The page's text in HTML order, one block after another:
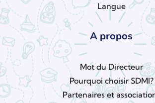
Langue
A propos
Mot du Directeur
Pourquoi choisir SDMI?
Partenaires et